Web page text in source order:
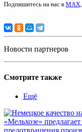
Подпишитесь на нас в MAX,
Новости партнеров
Смотрите также
Ещё